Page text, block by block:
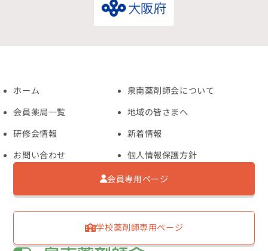
ホーム 泉南薬剤師会について
会員薬局一覧 地域の皆さまへ
研修会情報 新着情報
お問い合わせ 個人情報保護方針
会員専用ページ
学校薬剤師専用ページ